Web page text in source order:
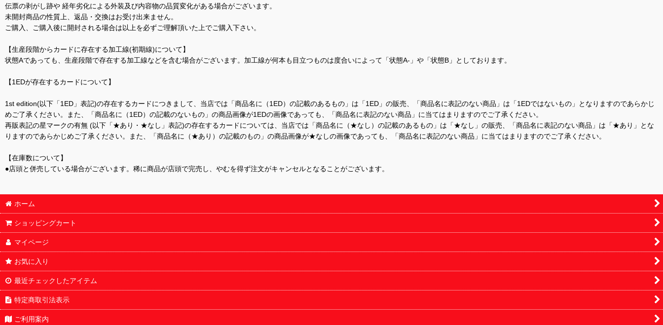
伝票の剥がし跡や 経年劣化による外装及び内容物の品質変化がある場合がございます。
未開封商品の性質上、返品・交換はお受け出来ません。
ご購入、ご購入後に開封される場合は以上を必ずご理解頂いた上でご購入下さい。
【生産段階からカードに存在する加工線(初期線)について】
状態Aであっても、生産段階で存在する加工線などを含む場合がございます。加工線が何本も目立つものは度合いによって「状態A-」や「状態B」としております。
【1EDが存在するカードについて】
1st edition(以下「1ED」表記)の存在するカードにつきまして、当店では「商品名に（1ED）の記載のあるもの」は「1ED」の販売、「商品名に表記のない商品」は「1EDではないもの」となりますのであらかじ
めご了承ください。また、「商品名に（1ED）の記載のないもの」の商品画像が1EDの画像であっても、「商品名に表記のない商品」に当てはまりますのでご了承ください。
再販表記の星マークの有無 (以下「★あり・★なし」表記)の存在するカードについては、当店では「商品名に（★なし）の記載のあるもの」は「★なし」の販売、「商品名に表記のない商品」は「★あり」とな
りますのであらかじめご了承ください。また、「商品名に（★あり）の記載のもの」の商品画像が★なしの画像であっても、「商品名に表記のない商品」に当てはまりますのでご了承ください。
【在庫数について】
●店頭と併売している場合がございます。稀に商品が店頭で完売し、やむを得ず注文がキャンセルとなることがございます。
ホーム
ショッピングカート
マイページ
お気に入り
最近チェックしたアイテム
特定商取引法表示
ご利用案内